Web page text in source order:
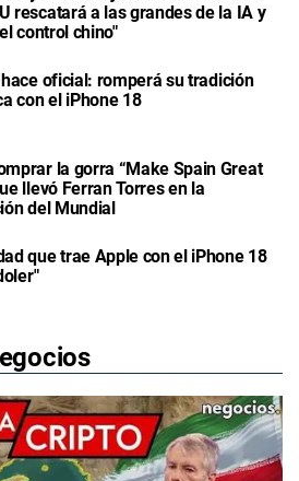
rescatará a las grandes de la IA y
control chino"
oficial: romperá su tradición
con el iPhone 18
la gorra “Make Spain Great
llevó Ferran Torres en la
del Mundial
que trae Apple con el iPhone 18